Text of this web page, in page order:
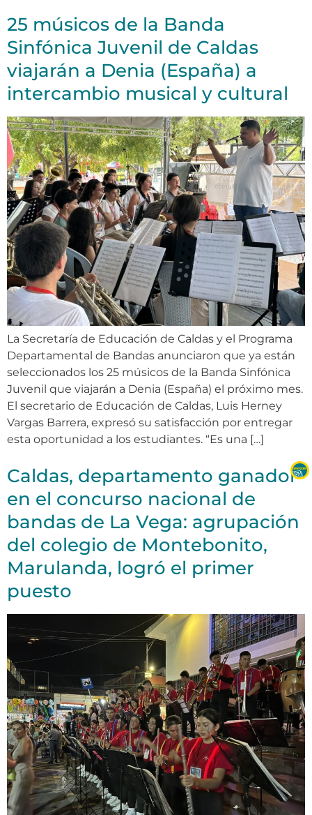
25 músicos de la Banda
Sinfónica Juvenil de Caldas
viajarán a Denia (España) a
intercambio musical y cultural
La Secretaría de Educación de Caldas y el Programa
Departamental de Bandas anunciaron que ya están
seleccionados los 25 músicos de la Banda Sinfónica
Juvenil que viajarán a Denia (España) el próximo mes.
El secretario de Educación de Caldas, Luis Herney
Vargas Barrera, expresó su satisfacción por entregar
esta oportunidad a los estudiantes. “Es una […]
Caldas, departamento ganador
en el concurso nacional de
bandas de La Vega: agrupación
del colegio de Montebonito,
Marulanda, logró el primer
puesto